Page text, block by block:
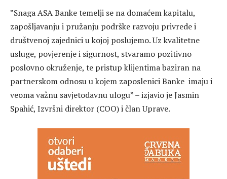
”Snaga ASA Banke temelji se na domaćem kapitalu,
zapošljavanju i pružanju podrške razvoju privrede i
društvenoj zajednici u kojoj poslujemo. Uz kvalitetne
usluge, povjerenje i sigurnost, stvaramo pozitivno
poslovno okruženje, te pristup klijentima baziran na
partnerskom odnosu u kojem zaposlenici Banke imaju i
veoma važnu savjetodavnu ulogu” – izjavio je Jasmin
Spahić, Izvršni direktor (COO) i član Uprave.